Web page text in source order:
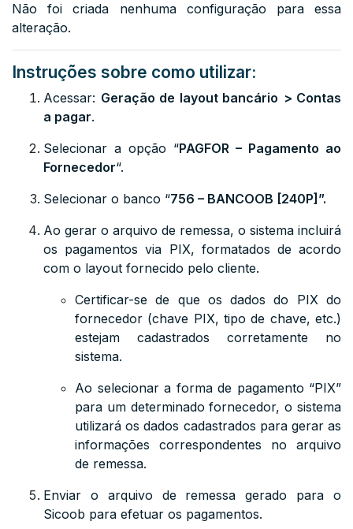
Não foi criada nenhuma configuração para essa
alteração.
Instruções sobre como utilizar:
Acessar: Geração de layout bancário > Contas
a pagar.
Selecionar a opção “PAGFOR – Pagamento ao
Fornecedor“.
Selecionar o banco “756 – BANCOOB [240P]”.
Ao gerar o arquivo de remessa, o sistema incluirá
os pagamentos via PIX, formatados de acordo
com o layout fornecido pelo cliente.
Certificar-se de que os dados do PIX do
fornecedor (chave PIX, tipo de chave, etc.)
estejam cadastrados corretamente no
sistema.
Ao selecionar a forma de pagamento “PIX”
para um determinado fornecedor, o sistema
utilizará os dados cadastrados para gerar as
informações correspondentes no arquivo
de remessa.
Enviar o arquivo de remessa gerado para o
Sicoob para efetuar os pagamentos.